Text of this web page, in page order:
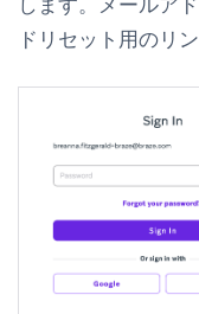
ドリセット用のリ